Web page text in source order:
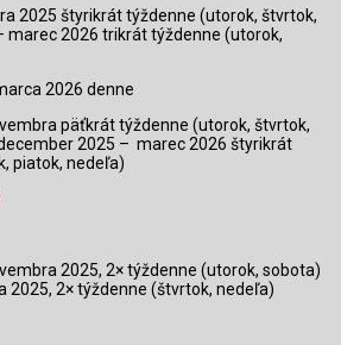
2025 štyrikrát týždenne (utorok, štvrtok,
marec 2026 trikrát týždenne (utorok,
2026 denne
päťkrát týždenne (utorok, štvrtok,
2025 – marec 2026 štyrikrát
piatok, nedeľa)
2025, 2× týždenne (utorok, sobota)
2025, 2× týždenne (štvrtok, nedeľa)